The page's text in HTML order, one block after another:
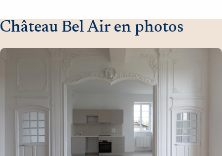
Château Bel Air en photos